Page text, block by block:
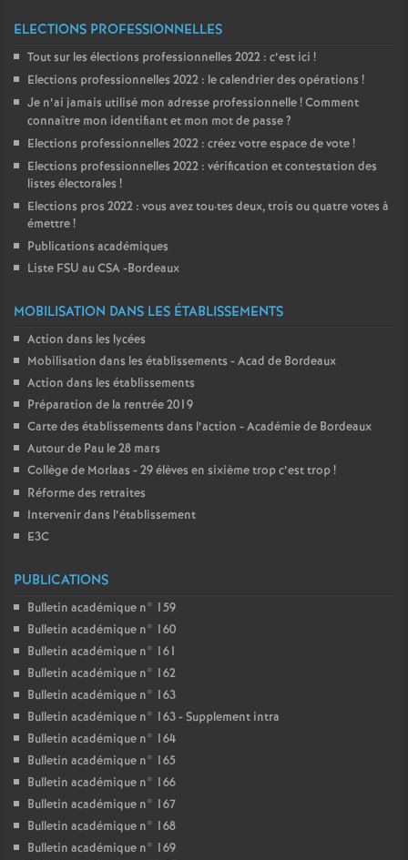
ELECTIONS PROFESSIONNELLES
Tout sur les élections professionnelles 2022 : c’est ici !
Elections professionnelles 2022 : le calendrier des opérations !
Je n’ai jamais utilisé mon adresse professionnelle! Comment
connaître mon identifiant et mon mot de passe?
Elections professionnelles 2022 : créez votre espace de vote!
Elections professionnelles 2022 : vérification et contestation des
listes électorales !
Elections pros 2022 : vous avez tou·tes deux, trois ou quatre votes à
émettre!
Publications académiques
Liste FSU au CSA -Bordeaux
MOBILISATION DANS LES ÉTABLISSEMENTS
Action dans les lycées
Mobilisation dans les établissements - Acad de Bordeaux
Action dans les établissements
Préparation de la rentrée 2019
Carte des établissements dans l’action - Académie de Bordeaux
Autour de Pau le 28 mars
Collège de Morlaas - 29 élèves en sixième trop c’est trop!
Réforme des retraites
Intervenir dans l’établissement
E3C
PUBLICATIONS
Bulletin académique n° 159
Bulletin académique n° 160
Bulletin académique n° 161
Bulletin académique n° 162
Bulletin académique n° 163
Bulletin académique n° 163 - Supplement intra
Bulletin académique n° 164
Bulletin académique n° 165
Bulletin académique n° 166
Bulletin académique n° 167
Bulletin académique n° 168
Bulletin académique n° 169